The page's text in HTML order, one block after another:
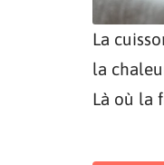
La
la
Là où la